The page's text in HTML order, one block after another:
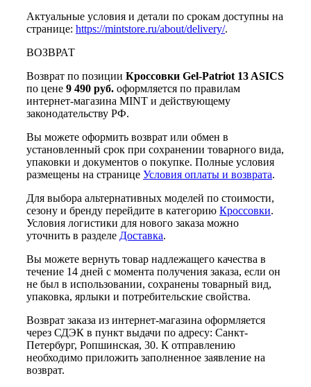
Актуальные условия и детали по срокам доступны на
странице: https://mintstore.ru/about/delivery/.
ВОЗВРАТ
Возврат по позиции Кроссовки Gel-Patriot 13 ASICS
по цене 9 490 руб. оформляется по правилам
интернет-магазина MINT и действующему
законодательству РФ.
Вы можете оформить возврат или обмен в
установленный срок при сохранении товарного вида,
упаковки и документов о покупке. Полные условия
размещены на странице Условия оплаты и возврата.
Для выбора альтернативных моделей по стоимости,
сезону и бренду перейдите в категорию Кроссовки.
Условия логистики для нового заказа можно
уточнить в разделе Доставка.
Вы можете вернуть товар надлежащего качества в
течение 14 дней с момента получения заказа, если он
не был в использовании, сохранены товарный вид,
упаковка, ярлыки и потребительские свойства.
Возврат заказа из интернет-магазина оформляется
через СДЭК в пункт выдачи по адресу: Санкт-
Петербург, Ропшинская, 30. К отправлению
необходимо приложить заполненное заявление на
возврат.